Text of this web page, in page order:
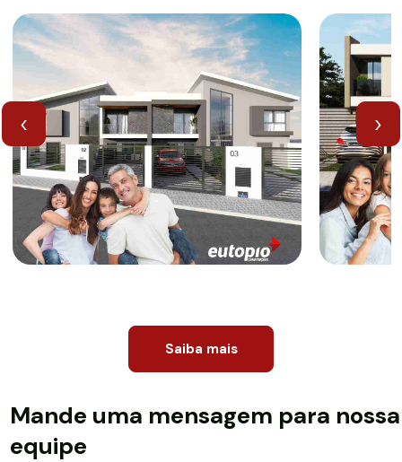
‹ ›
Saiba mais
Mande uma mensagem para nossa
equipe